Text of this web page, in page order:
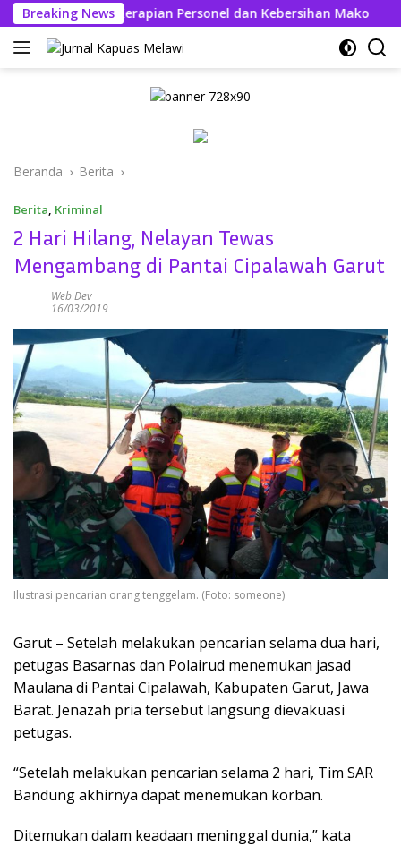
Langsung
ke
konten
Breaking News
Tekankan Kerapian Personel dan Kebersihan Mako
Beranda Berita
Berita, Kriminal
2 Hari Hilang, Nelayan Tewas
Mengambang di Pantai Cipalawah Garut
Web Dev
16/03/2019
Ilustrasi pencarian orang tenggelam. (Foto: someone)
Garut – Setelah melakukan pencarian selama dua hari,
petugas Basarnas dan Polairud menemukan jasad
Maulana di Pantai Cipalawah, Kabupaten Garut, Jawa
Barat. Jenazah pria tersebut langsung dievakuasi
petugas.
“Setelah melakukan pencarian selama 2 hari, Tim SAR
Bandung akhirnya dapat menemukan korban.
Ditemukan dalam keadaan meninggal dunia,” kata